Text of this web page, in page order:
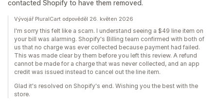
contacted Shopify to have them removed.
Vývojář PluralCart odpověděl 26. květen 2026
I'm sorry this felt like a scam. I understand seeing a $49 line item on
your bill was alarming. Shopify's Billing team confirmed with both of
us that no charge was ever collected because payment had failed.
This was made clear by them before you left this review. A refund
cannot be made for a charge that was never collected, and an app
credit was issued instead to cancel out the line item.
Glad it's resolved on Shopify's end. Wishing you the best with the
store.